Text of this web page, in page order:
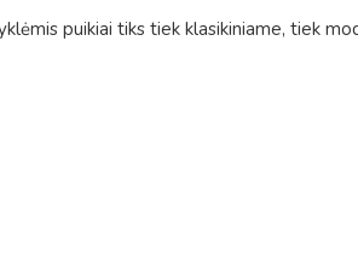
puikiai tiks tiek klasikiniame, tiek